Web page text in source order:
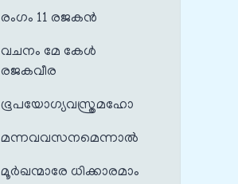
രംഗം 11 രജകൻ
വചനം മേ കേൾ
രജകവീര
ഭൂപയോഗ്യവസ്ത്രമഹോ
മന്നവവസനമെന്നാൽ
മൂർഖന്മാരേ ധിക്കാരമാം